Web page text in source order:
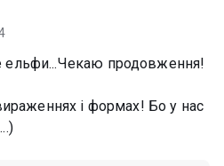
ельфи...Чекаю продовження!
і формах! Бо у нас